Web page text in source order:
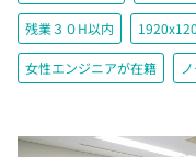
残業３０H以内
女性エンジニアが在籍